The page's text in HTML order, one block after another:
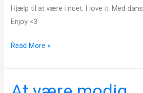
Hjælp til at være i nuet. I love it. Med
Enjoy <3
Read More »
At